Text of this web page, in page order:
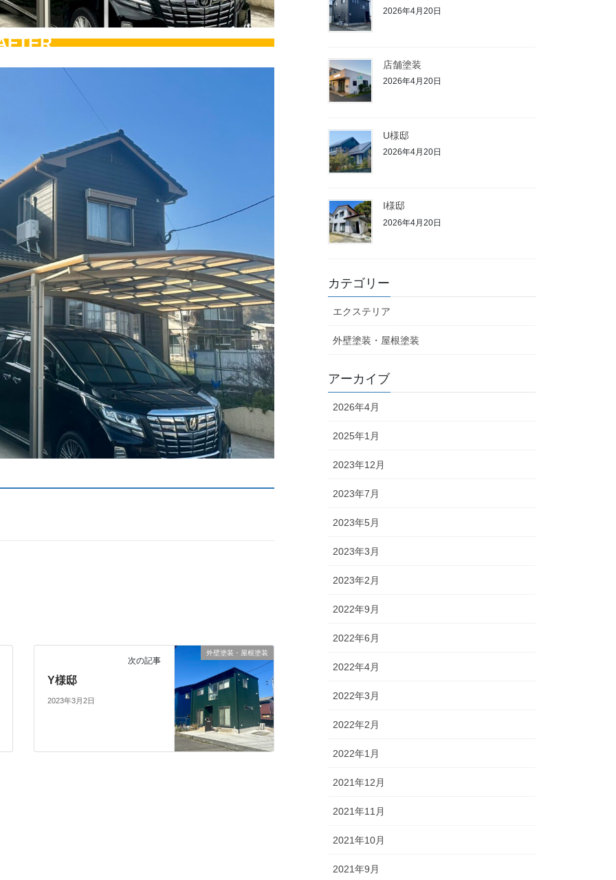
外壁塗装・屋根塗装
次の記事
Y様邸
2023年3月2日
2026年4月20日
店舗塗装
2026年4月20日
U様邸
2026年4月20日
I様邸
2026年4月20日
カテゴリー
エクステリア
外壁塗装・屋根塗装
アーカイブ
2026年4月
2025年1月
2023年12月
2023年7月
2023年5月
2023年3月
2023年2月
2022年9月
2022年6月
2022年4月
2022年3月
2022年2月
2022年1月
2021年12月
2021年11月
2021年10月
2021年9月